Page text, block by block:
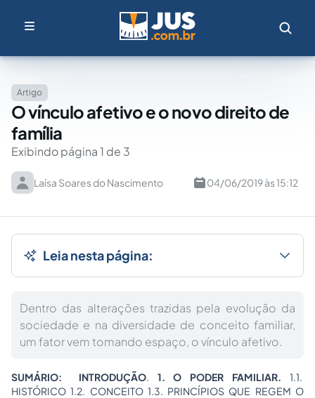
Artigo
O vínculo afetivo e o novo direito de
família
Exibindo página 1 de 3
Laísa Soares do Nascimento 04/06/2019 às 15:12
Leia nesta página:
Dentro das alterações trazidas pela evolução da
sociedade e na diversidade de conceito familiar,
um fator vem tomando espaço, o vínculo afetivo.
SUMÁRIO: INTRODUÇÃO. 1. O PODER FAMILIAR. 1.1.
HISTÓRICO 1.2. CONCEITO 1.3. PRINCÍPIOS QUE REGEM O